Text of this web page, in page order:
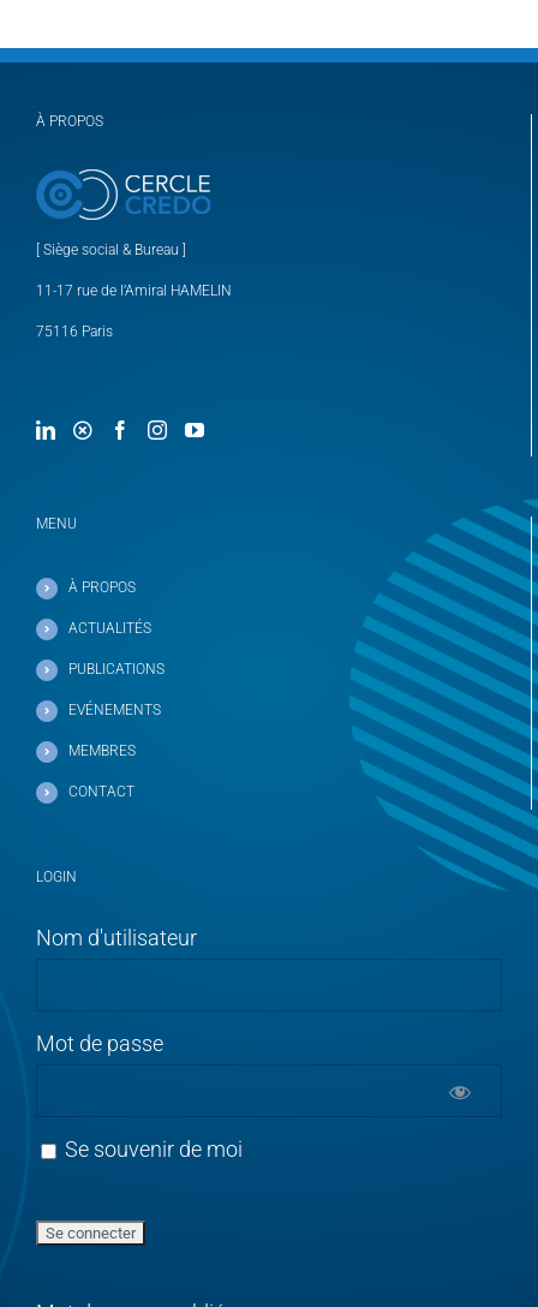
À PROPOS
[ Siège social & Bureau ]
11-17 rue de l’Amiral HAMELIN
75116 Paris
MENU
À PROPOS
ACTUALITÉS
PUBLICATIONS
EVÉNEMENTS
MEMBRES
CONTACT
LOGIN
Nom d'utilisateur
Mot de passe
Se souvenir de moi